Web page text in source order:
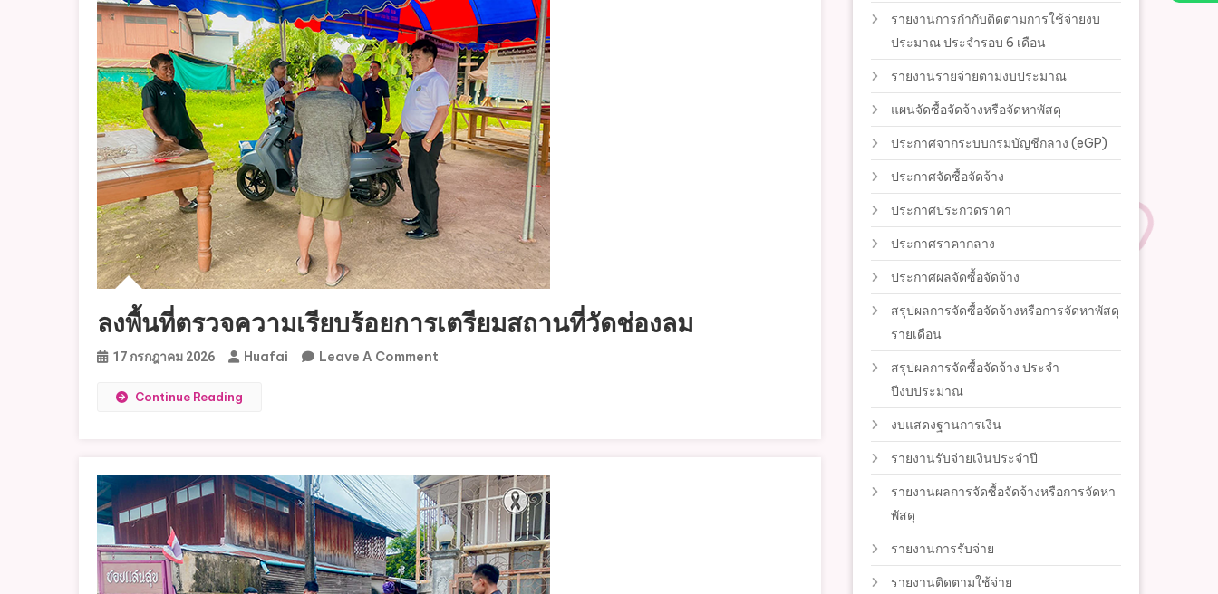
ประเพณี
หล่อ
เทียน
จำนำ
พรรษา
ต.หัว
ฝาย
ประจำ
ปี
๒๕๖๙
ลงพื้นที่ตรวจความเรียบร้อยการเตรียมสถานที่วัดช่องลม
17 กรกฎาคม 2026 Huafai Leave A Comment
การเต
รี
ยม
สถาน
ที่
Continue Reading
รายงานการกำกับติดตามการใช้จ่ายงบ
ประมาณ ประจำรอบ 6 เดือน
รายงานรายจ่ายตามงบประมาณ
แผนจัดซื้อจัดจ้างหรือจัดหาพัสดุ
ประกาศจากระบบกรมบัญชีกลาง (eGP)
ประกาศจัดซื้อจัดจ้าง
ประกาศประกวดราคา
ประกาศราคากลาง
ประกาศผลจัดซื้อจัดจ้าง
สรุปผลการจัดซื้อจัดจ้างหรือการจัดหาพัสดุ
รายเดือน
สรุปผลการจัดซื้อจัดจ้าง ประจำ
ปีงบประมาณ
งบแสดงฐานการเงิน
รายงานรับจ่ายเงินประจำปี
รายงานผลการจัดซื้อจัดจ้างหรือการจัดหา
พัสดุ
รายงานการรับจ่าย
รายงานติดตามใช้จ่าย